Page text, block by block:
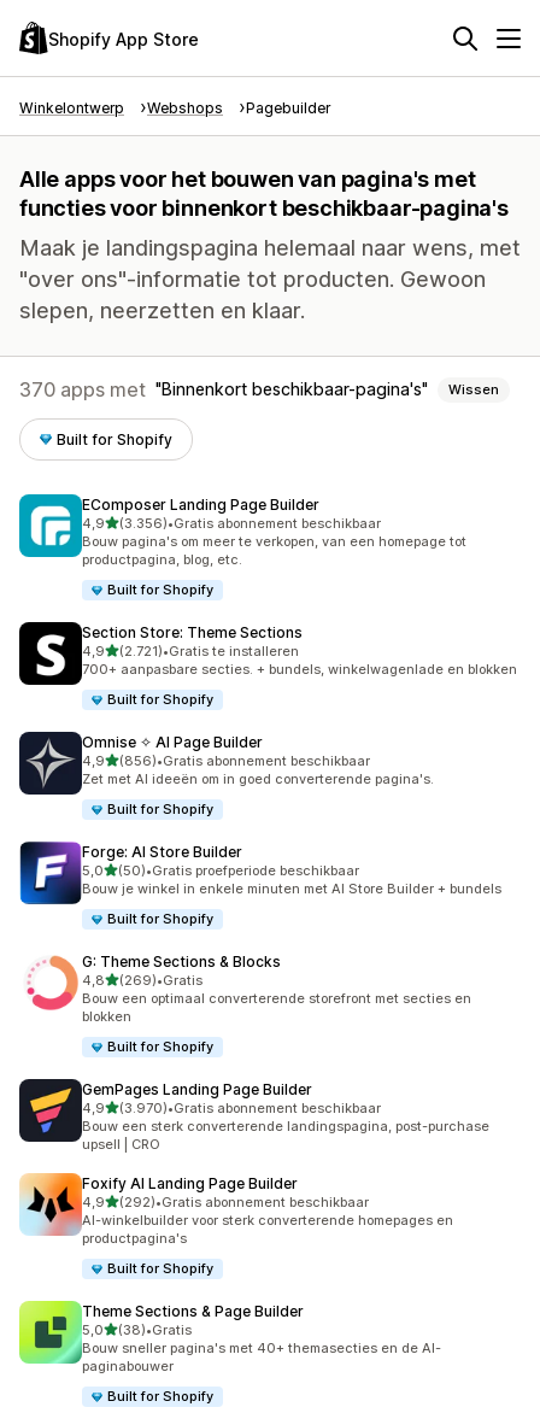
Shopify App Store
Winkelontwerp Webshops Pagebuilder
Alle apps voor het bouwen van pagina's met
functies voor binnenkort beschikbaar-pagina's
Maak je landingspagina helemaal naar wens, met
"over ons"-informatie tot producten. Gewoon
slepen, neerzetten en klaar.
370 apps met Binnenkort beschikbaar-pagina's Wissen
Built for Shopify
EComposer Landing Page Builder
4,9van 5 sterren
(3.356)
3356 recensies in totaal
•Gratis abonnement beschikbaar
Bouw pagina's om meer te verkopen, van een homepage tot
productpagina, blog, etc.
Built for Shopify
Section Store: Theme Sections
4,9van 5 sterren
(2.721)
2721 recensies in totaal
•Gratis te installeren
700+ aanpasbare secties. + bundels, winkelwagenlade en blokken
Built for Shopify
Omnise ✧ AI Page Builder
4,9van 5 sterren
(856)
856 recensies in totaal
•Gratis abonnement beschikbaar
Zet met AI ideeën om in goed converterende pagina's.
Built for Shopify
Forge: AI Store Builder
5,0van 5 sterren
(50)
50 recensies in totaal
•Gratis proefperiode beschikbaar
Bouw je winkel in enkele minuten met AI Store Builder + bundels
Built for Shopify
G: Theme Sections & Blocks
4,8van 5 sterren
(269)
269 recensies in totaal
•Gratis
Bouw een optimaal converterende storefront met secties en
blokken
Built for Shopify
GemPages Landing Page Builder
4,9van 5 sterren
(3.970)
3970 recensies in totaal
•Gratis abonnement beschikbaar
Bouw een sterk converterende landingspagina, post-purchase
upsell | CRO
Foxify AI Landing Page Builder
4,9van 5 sterren
(292)
292 recensies in totaal
•Gratis abonnement beschikbaar
AI-winkelbuilder voor sterk converterende homepages en
productpagina's
Built for Shopify
Theme Sections & Page Builder
5,0van 5 sterren
(38)
38 recensies in totaal
•Gratis
Bouw sneller pagina's met 40+ themasecties en de AI-
paginabouwer
Built for Shopify